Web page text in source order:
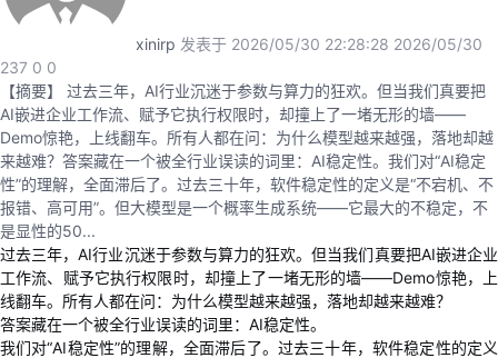
者
我
的
博
客
我
的
论
坛
我
的
圈
子
我
的
直
我
的
我
xinirp 发表于 2026/05/30 22:28:28 2026/05/30
237 0 0
【摘要】 过去三年，AI行业沉迷于参数与算力的狂欢。但当我们真要把
AI嵌进企业工作流、赋予它执行权限时，却撞上了一堵无形的墙——
Demo惊艳，上线翻车。所有人都在问：为什么模型越来越强，落地却越
来越难？答案藏在一个被全行业误读的词里：AI稳定性。我们对“AI稳定
性”的理解，全面滞后了。过去三十年，软件稳定性的定义是“不宕机、不
报错、高可用”。但大模型是一个概率生成系统——它最大的不稳定，不
是显性的50...
过去三年，AI行业沉迷于参数与算力的狂欢。但当我们真要把AI嵌进企业
工作流、赋予它执行权限时，却撞上了一堵无形的墙——Demo惊艳，上
线翻车。所有人都在问：为什么模型越来越强，落地却越来越难？
答案藏在一个被全行业误读的词里： AI稳定性。
我们对“AI稳定性”的理解，全面滞后了。过去三十年，软件稳定性的定义